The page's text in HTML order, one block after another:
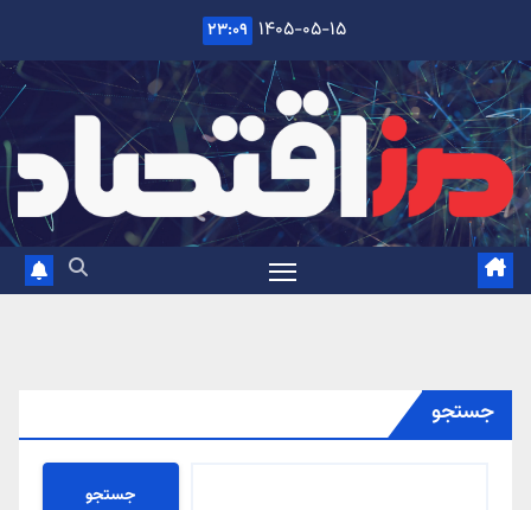
content
۱۴۰۵-۰۵-۱۵ ۲۳:۰۹
جستجو
جستجو